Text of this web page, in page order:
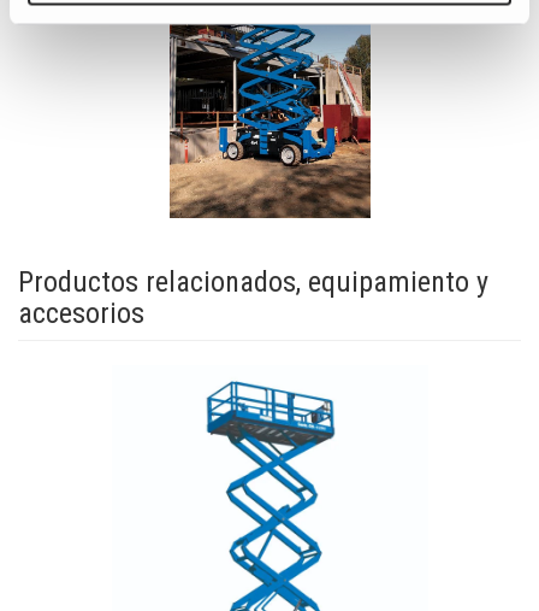
Image
Productos relacionados, equipamiento y
accesorios